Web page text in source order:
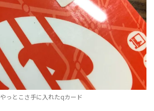
やっとこさ手に入れたqカード